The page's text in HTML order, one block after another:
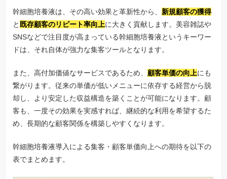
幹細胞培養液は、その高い効果と革新性から、 新規顧客の獲得
と 既存顧客のリピート率向上に大きく貢献します。美容雑誌や
SNSなどで注目度が高まっている幹細胞培養液というキーワー
ドは、それ自体が強力な集客ツールとなります。
また、高付加価値なサービスであるため、 顧客単価の向上にも
繋がります。従来の単価が低いメニューに依存する経営から脱
却し、より安定した収益構造を築くことが可能になります。顧
客も、一度その効果を実感すれば、継続的な利用を希望するた
め、長期的な顧客関係を構築しやすくなります。
幹細胞培養液導入による集客・顧客単価向上への期待を以下の
表でまとめます。